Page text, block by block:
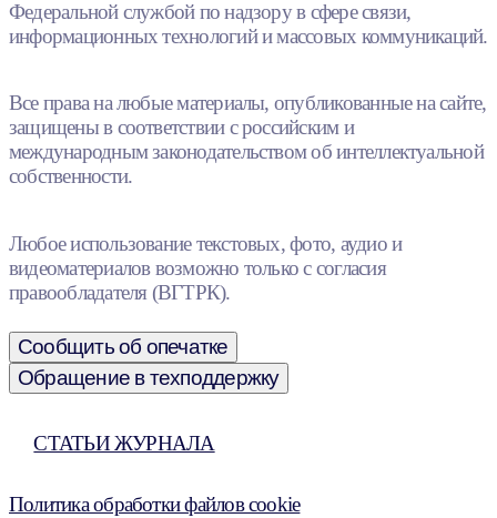
Федеральной службой по надзору в сфере связи,
информационных технологий и массовых коммуникаций.
Все права на любые материалы, опубликованные на сайте,
защищены в соответствии с российским и
международным законодательством об интеллектуальной
собственности.
Любое использование текстовых, фото, аудио и
видеоматериалов возможно только с согласия
правообладателя (ВГТРК).
Сообщить об опечатке
Обращение в техподдержку
СТАТЬИ ЖУРНАЛА
Политика обработки файлов cookie